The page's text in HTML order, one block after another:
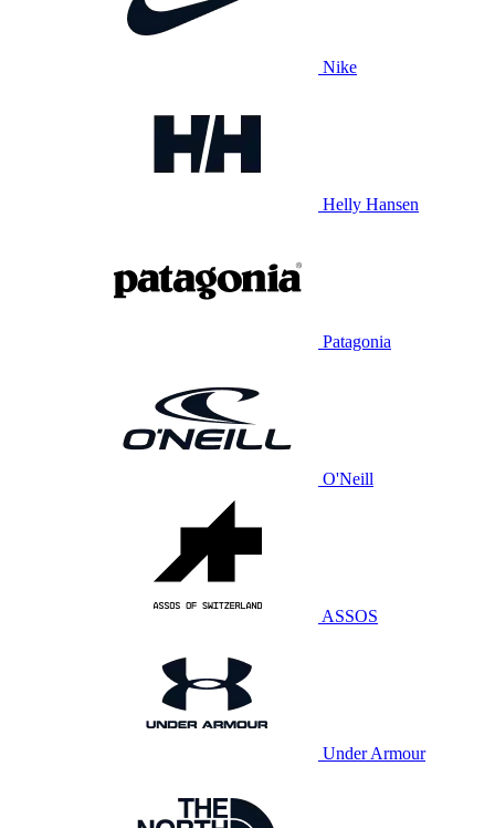
Nike
Helly Hansen
Patagonia
O'Neill
ASSOS
Under Armour